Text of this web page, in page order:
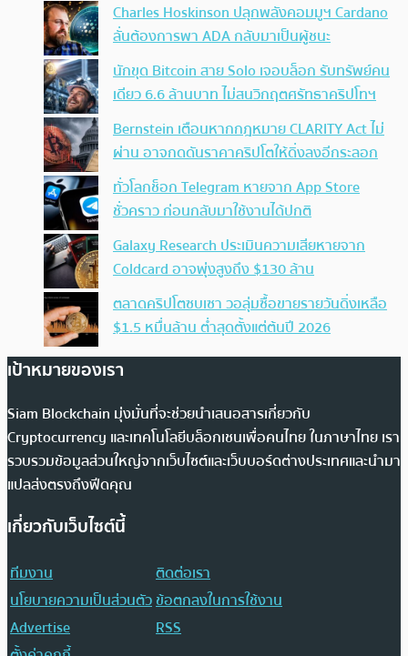
Charles Hoskinson ปลุกพลังคอมมูฯ Cardano
ลั่นต้องการพา ADA กลับมาเป็นผู้ชนะ
นักขุด Bitcoin สาย Solo เจอบล็อก รับทรัพย์คน
เดียว 6.6 ล้านบาท ไม่สนวิกฤตศรัทธาคริปโทฯ
Bernstein เตือนหากกฎหมาย CLARITY Act ไม่
ผ่าน อาจกดดันราคาคริปโตให้ดิ่งลงอีกระลอก
ทั่วโลกช็อก Telegram หายจาก App Store
ชั่วคราว ก่อนกลับมาใช้งานได้ปกติ
Galaxy Research ประเมินความเสียหายจาก
Coldcard อาจพุ่งสูงถึง $130 ล้าน
ตลาดคริปโตซบเซา วอลุ่มซื้อขายรายวันดิ่งเหลือ
$1.5 หมื่นล้าน ต่ำสุดตั้งแต่ต้นปี 2026
เป้าหมายของเรา
Siam Blockchain มุ่งมั่นที่จะช่วยนำเสนอสารเกี่ยวกับ
Cryptocurrency และเทคโนโลยีบล็อกเชนเพื่อคนไทย ในภาษาไทย เรา
รวบรวมข้อมูลส่วนใหญ่จากเว็บไซต์และเว็บบอร์ดต่างประเทศและนำมา
แปลส่งตรงถึงฟีดคุณ
เกี่ยวกับเว็บไซต์นี้
ทีมงาน
ติดต่อเรา
นโยบายความเป็นส่วนตัวข้อตกลงในการใช้งาน
Advertise
RSS